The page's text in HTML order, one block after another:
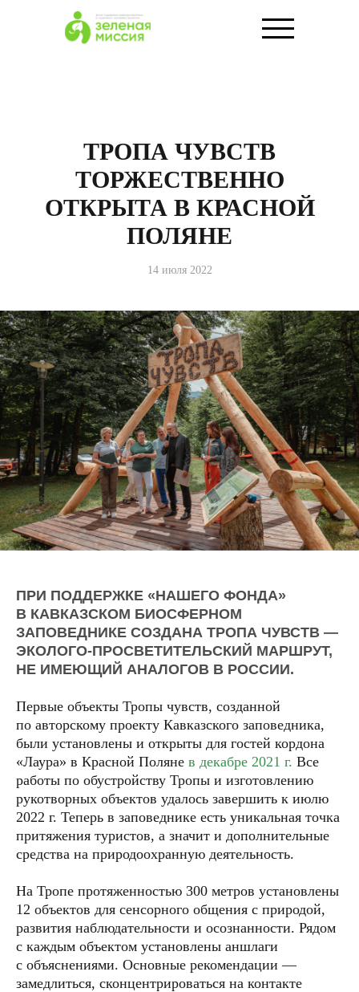
ТРОПА ЧУВСТВ
ТОРЖЕСТВЕННО
ОТКРЫТА В КРАСНОЙ
ПОЛЯНЕ
14 июля 2022
ПРИ ПОДДЕРЖКЕ «НАШЕГО ФОНДА»
В КАВКАЗСКОМ БИОСФЕРНОМ
ЗАПОВЕДНИКЕ СОЗДАНА ТРОПА ЧУВСТВ —
ЭКОЛОГО-ПРОСВЕТИТЕЛЬСКИЙ МАРШРУТ,
НЕ ИМЕЮЩИЙ АНАЛОГОВ В РОССИИ.
Первые объекты Тропы чувств, созданной
по авторскому проекту Кавказского заповедника,
были установлены и открыты для гостей кордона
«Лаура» в Красной Поляне в декабре 2021 г. Все
работы по обустройству Тропы и изготовлению
рукотворных объектов удалось завершить к июлю
2022 г. Теперь в заповеднике есть уникальная точка
притяжения туристов, а значит и дополнительные
средства на природоохранную деятельность.
На Тропе протяженностью 300 метров установлены
12 объектов для сенсорного общения с природой,
развития наблюдательности и осознанности. Рядом
с каждым объектом установлены аншлаги
с объяснениями. Основные рекомендации —
замедлиться, сконцентрироваться на контакте